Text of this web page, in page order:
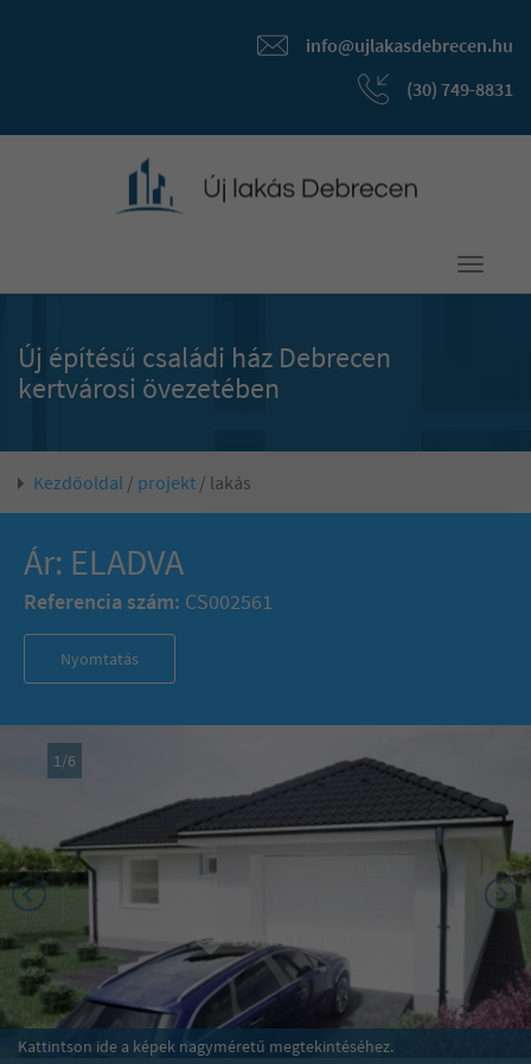
info@ujlakasdebrecen.hu
(30) 749-8831
Toggle
Új építésű családi ház Debrecen
kertvárosi övezetében
Kezdőoldal / projekt / lakás
Ár: ELADVA
Referencia szám: CS002561
Nyomtatás
1/6
Kattintson ide a képek nagyméretű megtekintéséhez.